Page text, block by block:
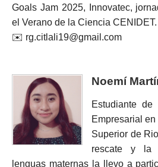
Goals Jam 2025, Innovatec,
el Verano de la Ciencia CENIDET.
✉️ rg.citlali19@gmail.com
Noemí
Estudiante de
Empresarial
Superior de
rescate y la
lenguas maternas la llevo a